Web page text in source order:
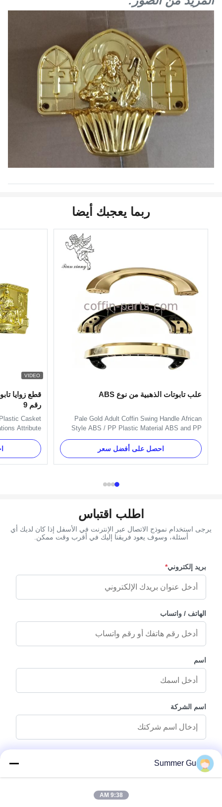
ربما يعجبك أيضا
علب تابوتات الذهبية من نوع ABS
Pale Gold Adult Coffin Swing Handle African
Style ABS / PP Plastic Material ABS and PP
Specification Six pcs plastc as a set, and the
material is PP recycle. Item Name H9009-P1
Material Plastic (PP, ABS) Color Gold, silver,
احصل على أفضل سعر
VIDEO
قطع زوايا
رقم 9
Casket
Attribute
market
China
Type Casket
اطلب اقتباس
يرجى استخدام نموذج الاتصال عبر الإنترنت في الأسفل إذا كان لديك أي
أسئلة، وسوف يعود فريقنا إليك في أقرب وقت ممكن.
بريد إلكتروني*
الهاتف / واتساب
اسم
اسم الشركة
رسالة استفسار
Summer Gu
9:38 AM